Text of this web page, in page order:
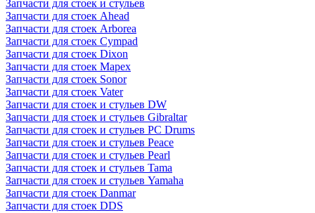
Запчасти для стоек и стульев
Запчасти для стоек Ahead
Запчасти для стоек Arborea
Запчасти для стоек Cympad
Запчасти для стоек Dixon
Запчасти для стоек Mapex
Запчасти для стоек Sonor
Запчасти для стоек Vater
Запчасти для стоек и стульев DW
Запчасти для стоек и стульев Gibraltar
Запчасти для стоек и стульев PC Drums
Запчасти для стоек и стульев Peace
Запчасти для стоек и стульев Pearl
Запчасти для стоек и стульев Tama
Запчасти для стоек и стульев Yamaha
Запчасти для стоек Danmar
Запчасти для стоек DDS